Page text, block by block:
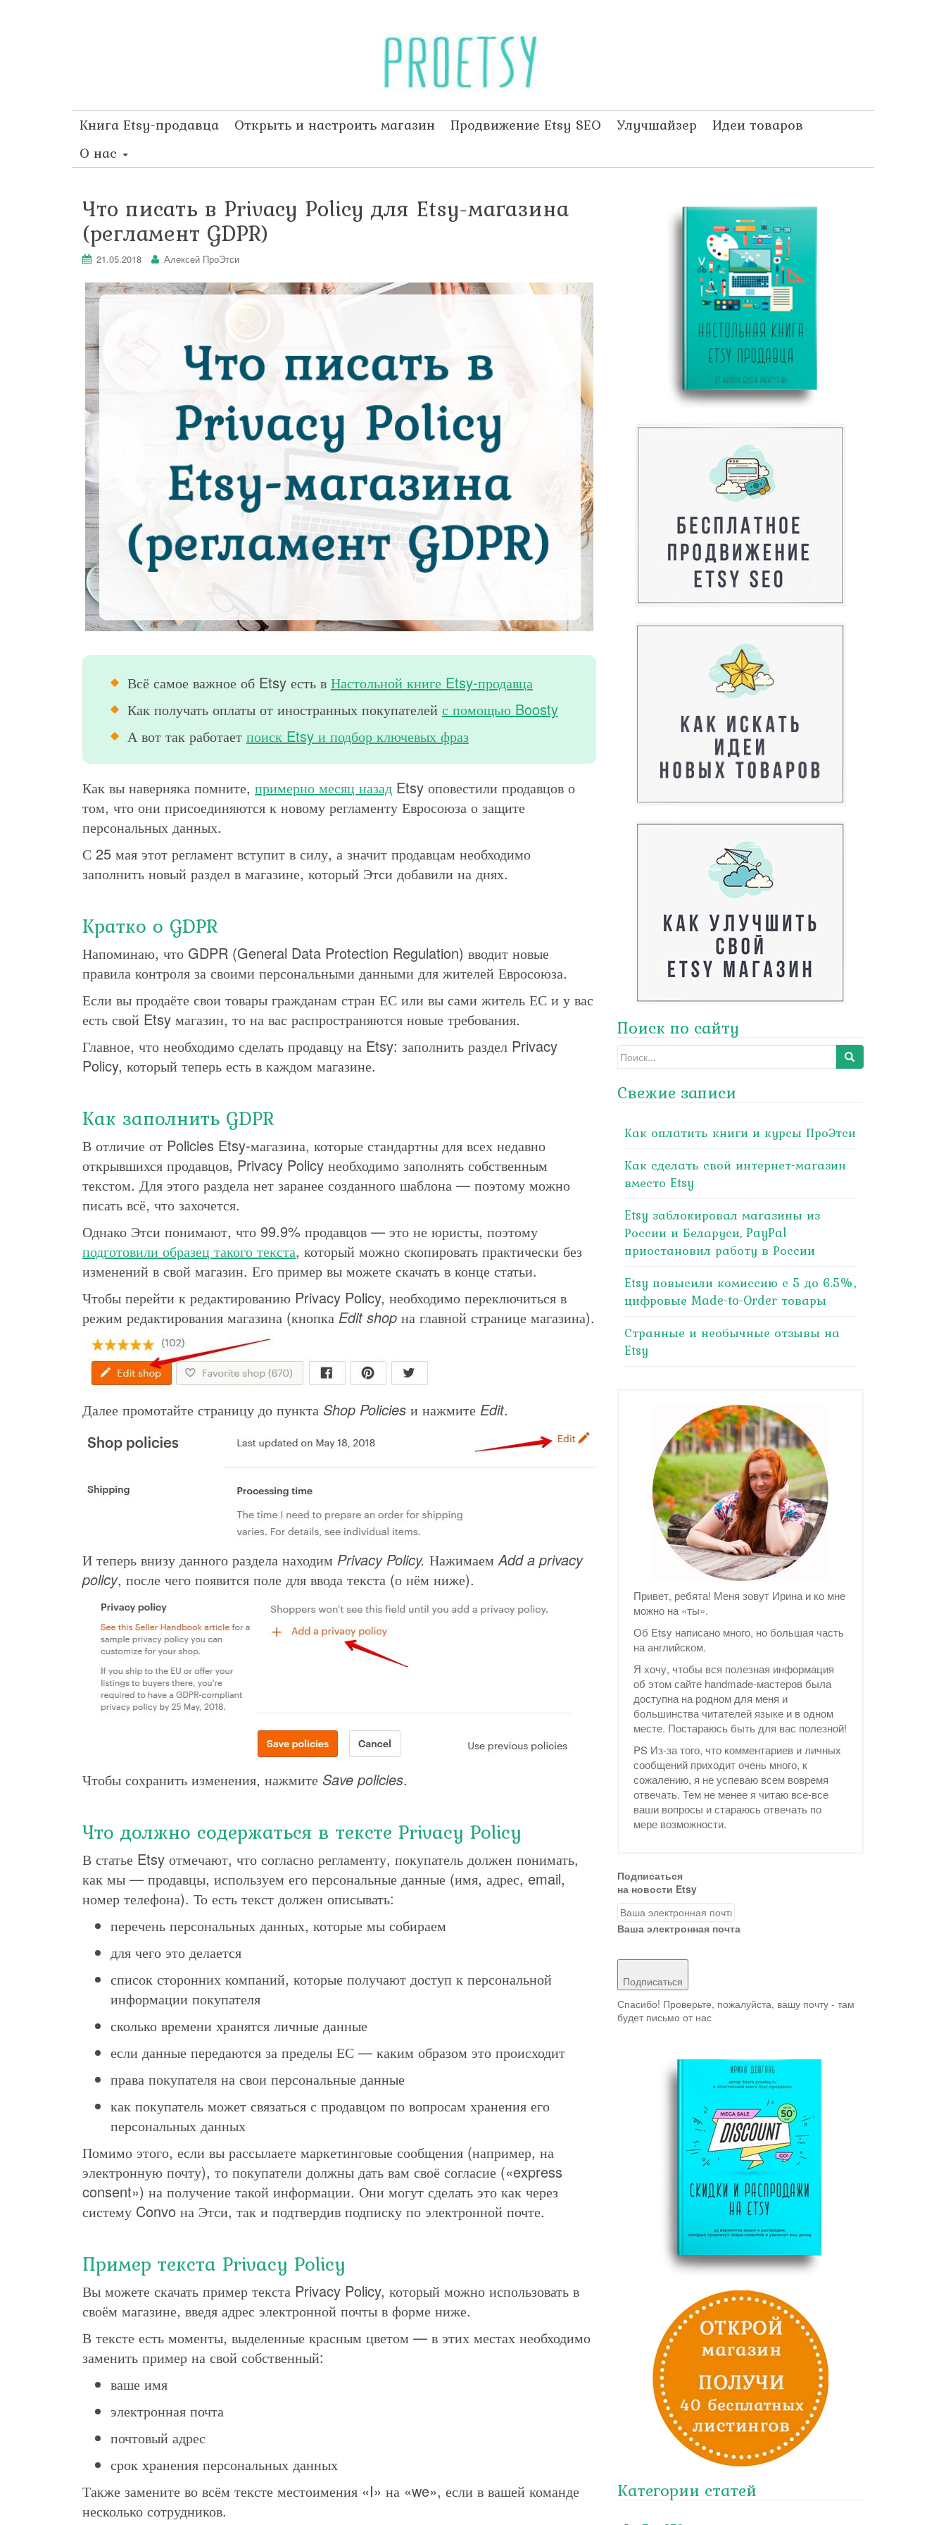
Книга Etsy-продавца Открыть и настроить магазин Продвижение Etsy SEO Улучшайзер
Идеи товаров
О нас
Что писать в Privacy Policy для Etsy-магазина
(регламент GDPR)
21.05.2018 Алексей ПроЭтси
Всё самое важное об Etsy есть в Настольной книге Etsy-продавца
Как получать оплаты от иностранных покупателей с помощью Boosty
А вот так работает поиск Etsy и подбор ключевых фраз
Как вы наверняка помните, примерно месяц назад Etsy оповестили продавцов о
том, что они присоединяются к новому регламенту Евросоюза о защите
персональных данных.
С 25 мая этот регламент вступит в силу, а значит продавцам необходимо
заполнить новый раздел в магазине, который Этси добавили на днях.
Кратко о GDPR
Напоминаю, что GDPR (General Data Protection Regulation) вводит новые
правила контроля за своими персональными данными для жителей Евросоюза.
Если вы продаёте свои товары гражданам стран ЕС или вы сами житель ЕС и у вас
есть свой Etsy магазин, то на вас распространяются новые требования.
Главное, что необходимо сделать продавцу на Etsy: заполнить раздел Privacy
Policy, который теперь есть в каждом магазине.
Как заполнить GDPR
В отличие от Policies Etsy-магазина, которые стандартны для всех недавно
открывшихся продавцов, Privacy Policy необходимо заполнять собственным
текстом. Для этого раздела нет заранее созданного шаблона — поэтому можно
писать всё, что захочется.
Однако Этси понимают, что 99.9% продавцов — это не юристы, поэтому
подготовили образец такого текста, который можно скопировать практически без
изменений в свой магазин. Его пример вы можете скачать в конце статьи.
Чтобы перейти к редактированию Privacy Policy, необходимо переключиться в
режим редактирования магазина (кнопка Edit shop на главной странице магазина).
Далее промотайте страницу до пункта Shop Policies и нажмите Edit.
И теперь внизу данного раздела находим Privacy Policy. Нажимаем Add a privacy
policy, после чего появится поле для ввода текста (о нём ниже).
Чтобы сохранить изменения, нажмите Save policies.
Что должно содержаться в тексте Privacy Policy
В статье Etsy отмечают, что согласно регламенту, покупатель должен понимать,
как мы — продавцы, используем его персональные данные (имя, адрес, email,
номер телефона). То есть текст должен описывать:
перечень персональных данных, которые мы собираем
для чего это делается
список сторонних компаний, которые получают доступ к персональной
информации покупателя
сколько времени хранятся личные данные
если данные передаются за пределы ЕС — каким образом это происходит
права покупателя на свои персональные данные
как покупатель может связаться с продавцом по вопросам хранения его
персональных данных
Помимо этого, если вы рассылаете маркетинговые сообщения (например, на
электронную почту), то покупатели должны дать вам своё согласие («express
consent») на получение такой информации. Они могут сделать это как через
систему Convo на Этси, так и подтвердив подписку по электронной почте.
Пример текста Privacy Policy
Вы можете скачать пример текста Privacy Policy, который можно использовать в
своём магазине, введя адрес электронной почты в форме ниже.
В тексте есть моменты, выделенные красным цветом — в этих местах необходимо
заменить пример на свой собственный:
ваше имя
электронная почта
почтовый адрес
срок хранения персональных данных
Также замените во всём тексте местоимения «I» на «we», если в вашей команде
несколько сотрудников.
Поиск по сайту
Search
for:
Свежие записи
Как оплатить книги и курсы ПроЭтси
Как сделать свой интернет-магазин
вместо Etsy
Etsy заблокировал магазины из
России и Беларуси, PayPal
приостановил работу в России
Etsy повысили комиссию с 5 до 6.5%,
цифровые Made-to-Order товары
Странные и необычные отзывы на
Etsy
Привет, ребята! Меня зовут Ирина и ко мне
можно на «ты».
Об Etsy написано много, но большая часть
на английском.
Я хочу, чтобы вся полезная информация
об этом сайте handmade-мастеров была
доступна на родном для меня и
большинства читателей языке и в одном
месте. Постараюсь быть для вас полезной!
PS Из-за того, что комментариев и личных
сообщений приходит очень много, к
сожалению, я не успеваю всем вовремя
отвечать. Тем не менее я читаю все-все
ваши вопросы и стараюсь отвечать по
мере возможности.
Подписаться
на новости Etsy
Ваша электронная почта
Подписаться
Спасибо! Проверьте, пожалуйста, вашу почту - там
будет письмо от нас
Категории статей